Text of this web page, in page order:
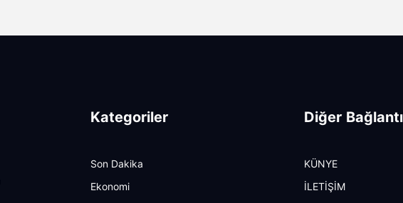
Kategoriler
Son Dakika
Ekonomi
Diğer
KÜNYE
İLETİŞİM